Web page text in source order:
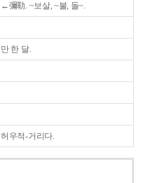
←彌勒. ~보살, ~불, 돌~.
만 한 달.
허우적-거리다.